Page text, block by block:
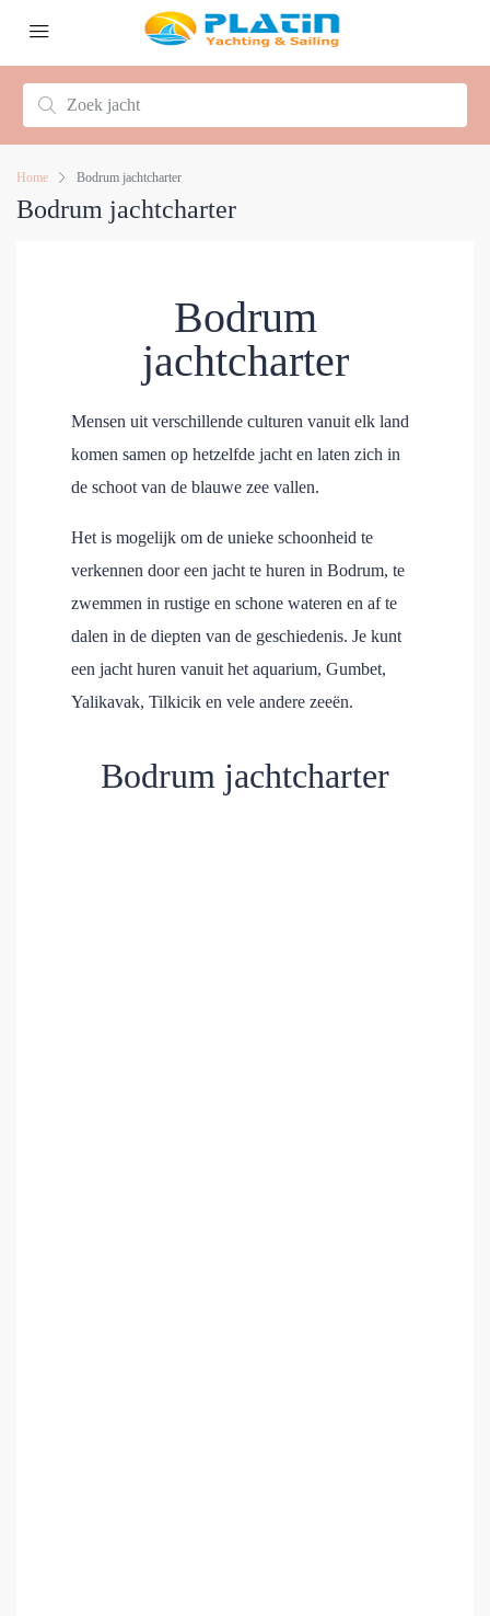
Home Bodrum jachtcharter
Bodrum jachtcharter
Bodrum
jachtcharter
Mensen uit verschillende culturen vanuit elk land
komen samen op hetzelfde jacht en laten zich in
de schoot van de blauwe zee vallen.
Het is mogelijk om de unieke schoonheid te
verkennen door een jacht te huren in Bodrum, te
zwemmen in rustige en schone wateren en af te
dalen in de diepten van de geschiedenis. Je kunt
een jacht huren vanuit het aquarium, Gumbet,
Yalikavak, Tilkicik en vele andere zeeën.
Bodrum jachtcharter